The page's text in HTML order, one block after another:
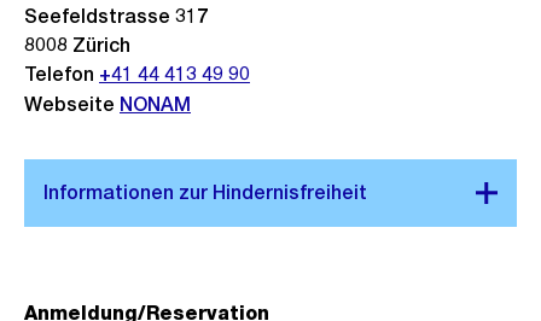
Seefeldstrasse 317
8008 Zürich
Telefon +41 44 413 49 90
Webseite NONAM
Anmeldung/Reservation